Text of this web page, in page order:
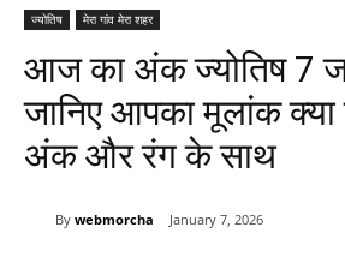
ज्योतिष मेरा गांव मेरा शहर
आज का अंक ज्योतिष 7
जानिए आपका मूलांक
अंक और रंग के साथ
By webmorcha January 7, 2026